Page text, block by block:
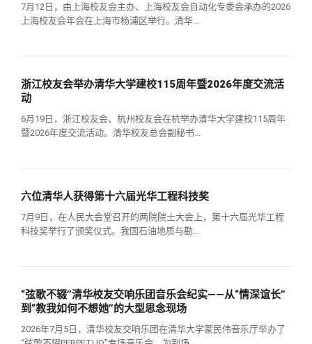
联系我们
7月12日，由上海校友会主办、上海校友会自动化专委会承办的2026
上海校友会年会在上海市杨浦区举行。清华...
浙江校友会举办清华大学建校115周年暨2026年度交流活
动
6月19日，浙江校友会、杭州校友会在杭举办清华大学建校115周年
暨2026年度交流活动。清华校友总会副秘书...
六位清华人获得第十六届光华工程科技奖
7月9日，在人民大会堂召开的两院院士大会上，第十六届光华工程
科技奖举行了颁奖仪式。我国石油地质与勘...
“弦歌不辍”清华校友交响乐团音乐会纪实——从“情深谊长”
到“教我如何不想她”的大型思念现场
2026年7月5日，清华校友交响乐团在清华大学蒙民伟音乐厅举办了